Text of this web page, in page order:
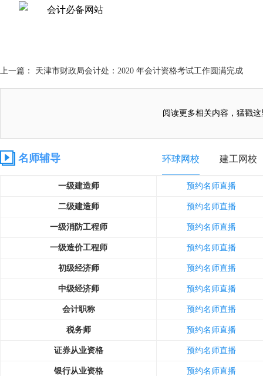
上一篇： 天津市财政局会计处：2020 年会计资格考试工作圆满完成
阅读更多相关内容，猛戳这
名师辅导 环球网校 建工网校
一级建造师 预约名师直播
二级建造师 预约名师直播
一级消防工程师 预约名师直播
一级造价工程师 预约名师直播
初级经济师 预约名师直播
中级经济师 预约名师直播
会计职称 预约名师直播
税务师 预约名师直播
证券从业资格 预约名师直播
银行从业资格 预约名师直播